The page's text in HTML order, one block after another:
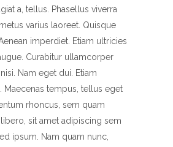
a, tellus. Phasellus viverra
varius laoreet. Quisque
imperdiet. Etiam ultricies
Curabitur ullamcorper
Nam eget dui. Etiam
Maecenas tempus, tellus eget
rhoncus, sem quam
sit amet adipiscing sem
ipsum. Nam quam nunc,